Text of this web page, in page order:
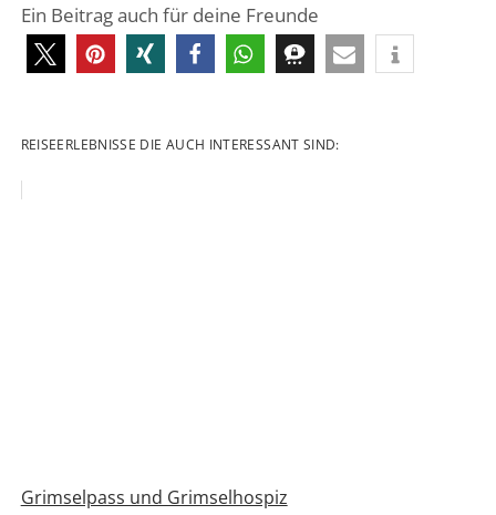
Ein Beitrag auch für deine Freunde
REISEERLEBNISSE DIE AUCH INTERESSANT SIND:
Grimselpass und Grimselhospiz